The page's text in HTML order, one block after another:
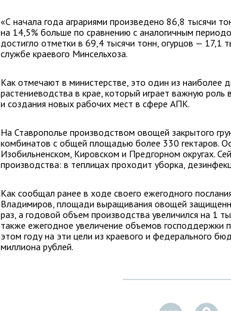
«С начала года аграриями произведено 86,8 тысячи
на 14,5% больше по сравнению с аналогичным
достигло отметки в 69,4 тысячи тонн, огурцов — 17,1
службе краевого Минсельхоза.
Как отмечают в министерстве, это один из наиболее
растениеводства в крае, который играет важную
и создания новых рабочих мест в сфере АПК.
На Ставрополье производством овощей закрытого
комбинатов с общей площадью более 330 гектаров.
Изобильненском, Кировском и Предгорном округах.
производства: в теплицах проходит уборка,
Как сообщал ранее в ходе своего ежегодного
Владимиров, площади выращивания овощей
раз, а годовой объем производства увеличился на 1
также ежегодное увеличение объемов господдержки
этом году на эти цели из краевого и федерального
миллиона рублей.